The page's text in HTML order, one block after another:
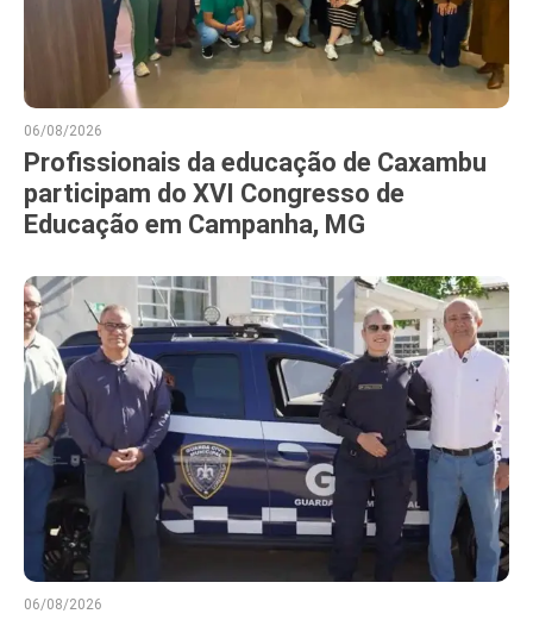
06/08/2026
Profissionais da educação de Caxambu
participam do XVI Congresso de
Educação em Campanha, MG
06/08/2026